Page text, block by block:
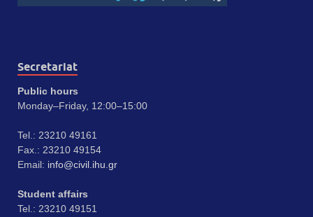
Secretariat
Public hours
Monday–Friday, 12:00–15:00
Tel.: 23210 49161
Fax.: 23210 49154
Email: info@civil.ihu.gr
Student affairs
Tel.: 23210 49151